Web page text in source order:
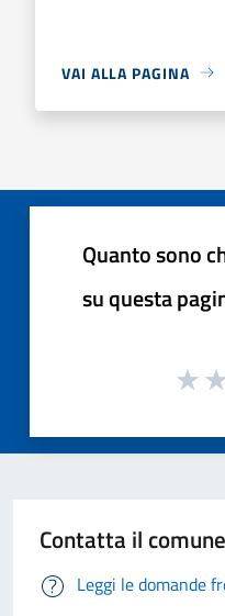
VAI ALLA PAGINA
Quanto sono
su questa
Contatta il comune
Leggi le domande